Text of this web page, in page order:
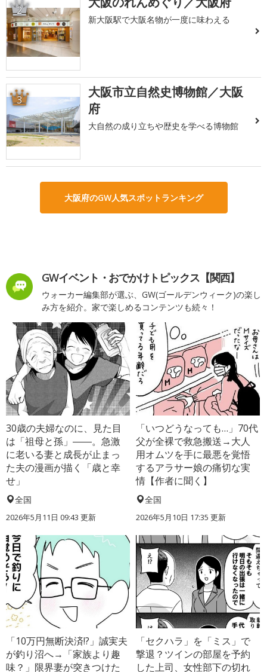
2
新大阪駅で大阪名物が一度に味わえる
3
大阪市立自然史博物館／大阪
府
大自然の成り立ちや歴史を学べる博物館
大阪府のGW人気スポットランキング
GWイベント・おでかけトピックス【関西】
ウォーカー編集部が選ぶ、GW(ゴールデンウィーク)の楽し
み方を紹介。家で楽しめるコンテンツも続々！
30歳の夫婦なのに、見た目
は「祖母と孫」――。急激
に老いる妻と成長が止まっ
た夫の漫画が描く「歳と幸
せ」
全国
2026年5月11日 09:43 更新
「いつどうなっても…」70代
父が全裸で救急搬送→大人
用オムツを手に最悪を覚悟
するアラサー娘の痛切な実
情【作者に聞く】
全国
2026年5月10日 17:35 更新
「10万円無断決済!?」誠実夫
が釣り沼へ→「家族より趣
味？」限界妻が突きつけた
「セクハラ」を「ミス」で
撃退？ツインの部屋を予約
した上司、女性部下の切れ